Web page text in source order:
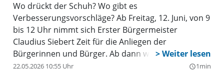
Wo drückt der Schuh? Wo gibt es
Verbesserungsvorschläge? Ab Freitag, 12. Juni, von 9
bis 12 Uhr nimmt sich Erster Bürgermeister
Claudius Siebert Zeit für die Anliegen der
Bürgerinnen und Bürger. Ab dann wird die
Sprechstunde regelmäßig jeden Freitag angeboten.
22.05.2026 10:55 Uhr query_builder1min